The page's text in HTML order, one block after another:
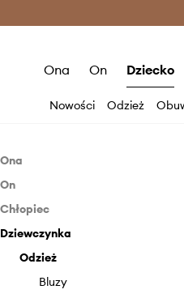
Ona On Dziecko
Nowości Odzież
Ona
Okulary
On
Akcesoria
Okulary
Chłopiec
Odzież
Bluzy
Jeansy i ogrodniczki
Obuwie
Klapki i sandały
Akcesoria
Dziewczynka
Odzież
Bluzy